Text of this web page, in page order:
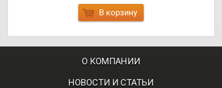
В корзину
О КОМПАНИИ
НОВОСТИ И СТАТЬИ